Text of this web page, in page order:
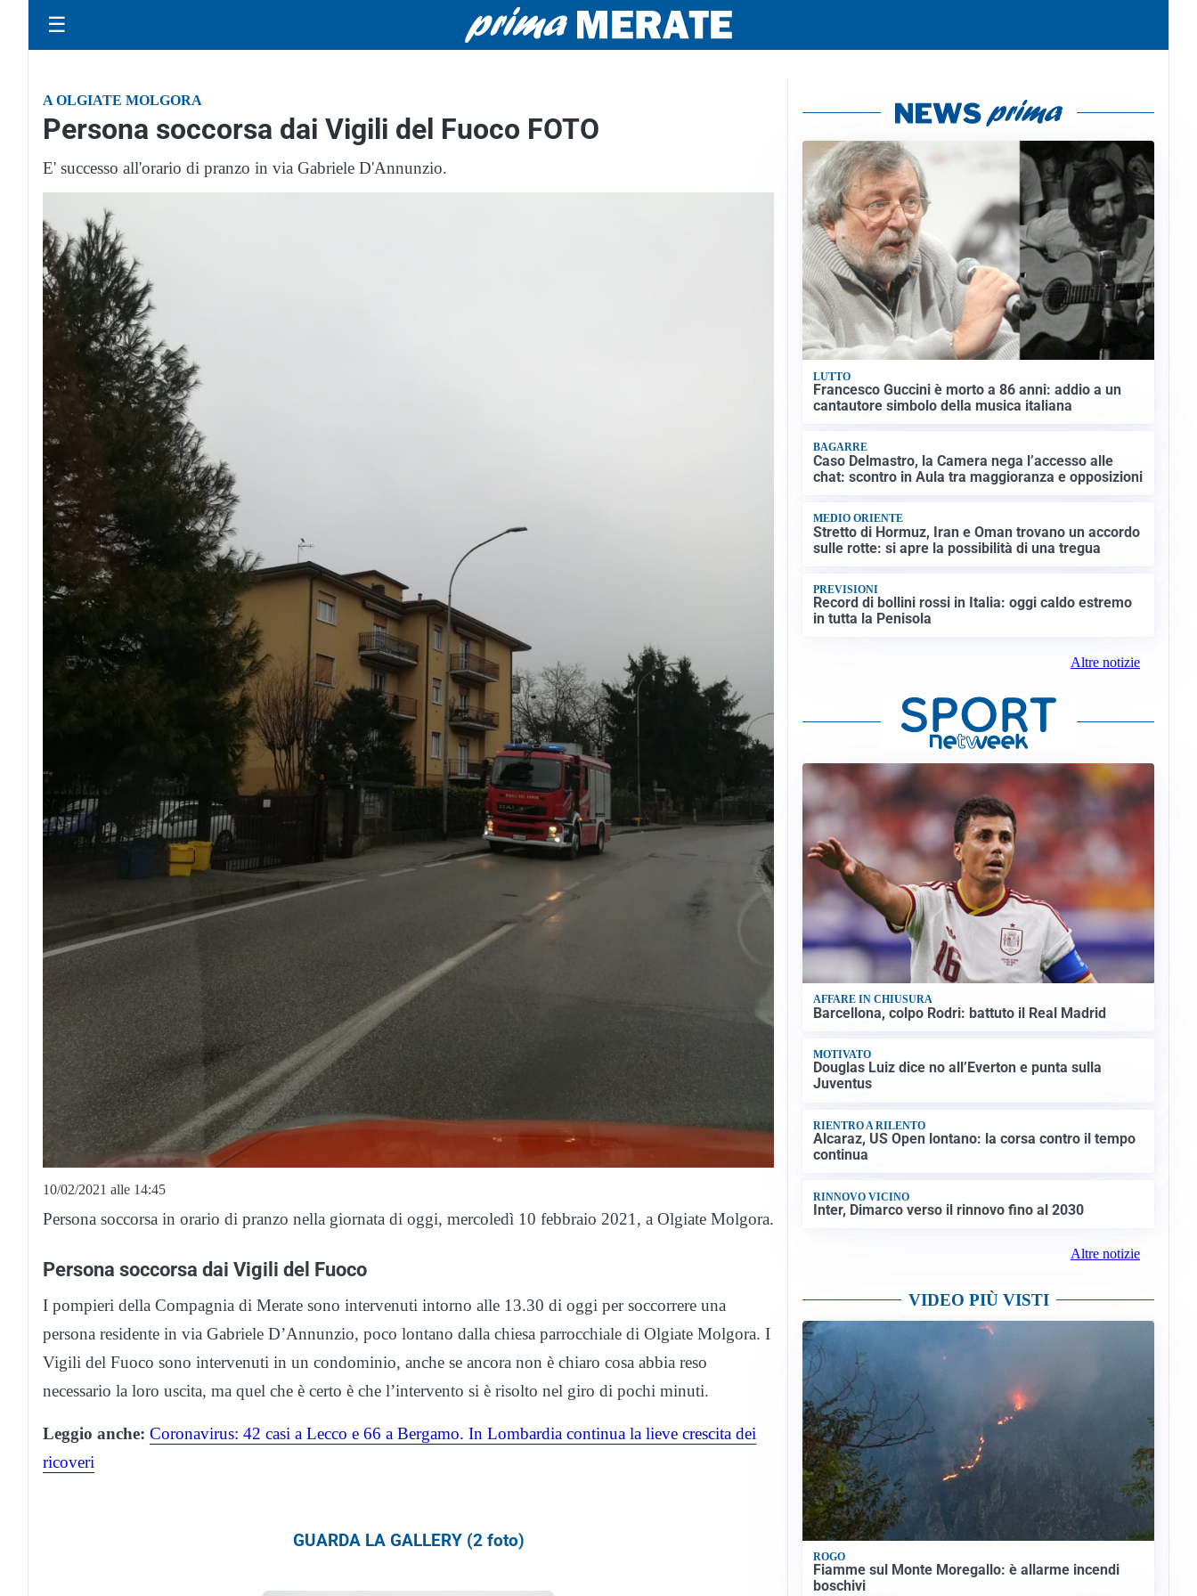
☰
A OLGIATE MOLGORA
Persona soccorsa dai Vigili del Fuoco FOTO
E' successo all'orario di pranzo in via Gabriele D'Annunzio.
10/02/2021 alle 14:45
Persona soccorsa in orario di pranzo nella giornata di oggi, mercoledì 10 febbraio 2021, a Olgiate Molgora.
Persona soccorsa dai Vigili del Fuoco
I pompieri della Compagnia di Merate sono intervenuti intorno alle 13.30 di oggi per soccorrere una
persona residente in via Gabriele D’Annunzio, poco lontano dalla chiesa parrocchiale di Olgiate Molgora. I
Vigili del Fuoco sono intervenuti in un condominio, anche se ancora non è chiaro cosa abbia reso
necessario la loro uscita, ma quel che è certo è che l’intervento si è risolto nel giro di pochi minuti.
Leggio anche: Coronavirus: 42 casi a Lecco e 66 a Bergamo. In Lombardia continua la lieve crescita dei
ricoveri
GUARDA LA GALLERY (2 foto)
LUTTO
Francesco Guccini è morto a 86 anni: addio a un
cantautore simbolo della musica italiana
BAGARRE
Caso Delmastro, la Camera nega l’accesso alle
chat: scontro in Aula tra maggioranza e opposizioni
MEDIO ORIENTE
Stretto di Hormuz, Iran e Oman trovano un accordo
sulle rotte: si apre la possibilità di una tregua
PREVISIONI
Record di bollini rossi in Italia: oggi caldo estremo
in tutta la Penisola
Altre notizie
AFFARE IN CHIUSURA
Barcellona, colpo Rodri: battuto il Real Madrid
MOTIVATO
Douglas Luiz dice no all’Everton e punta sulla
Juventus
RIENTRO A RILENTO
Alcaraz, US Open lontano: la corsa contro il tempo
continua
RINNOVO VICINO
Inter, Dimarco verso il rinnovo fino al 2030
Altre notizie
VIDEO PIÙ VISTI
ROGO
Fiamme sul Monte Moregallo: è allarme incendi
boschivi